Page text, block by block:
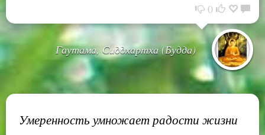
0
Гаутама, Сиддхартха (Будда)
Умеренность умножает радости жизни